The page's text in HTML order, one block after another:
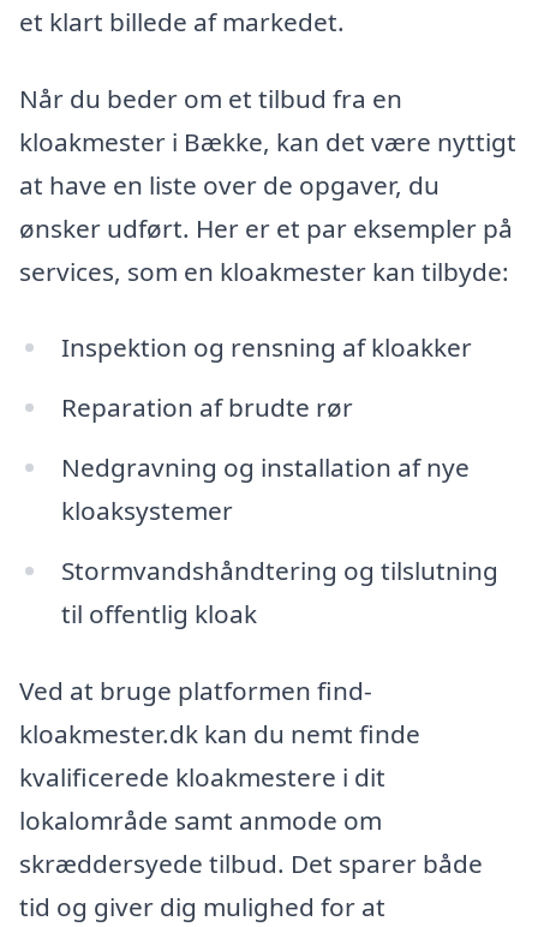
et klart billede af markedet.
Når du beder om et tilbud fra en
kloakmester i Bække, kan det være nyttigt
at have en liste over de opgaver, du
ønsker udført. Her er et par eksempler på
services, som en kloakmester kan tilbyde:
Inspektion og rensning af kloakker
Reparation af brudte rør
Nedgravning og installation af nye
kloaksystemer
Stormvandshåndtering og tilslutning
til offentlig kloak
Ved at bruge platformen find-
kloakmester.dk kan du nemt finde
kvalificerede kloakmestere i dit
lokalområde samt anmode om
skræddersyede tilbud. Det sparer både
tid og giver dig mulighed for at